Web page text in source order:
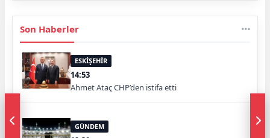
Son Haberler
ESKİŞEHİR
14:53
Ahmet Ataç CHP’den istifa etti
GÜNDEM